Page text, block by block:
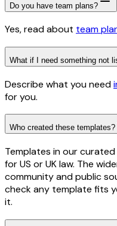
Do you have team plans?
Yes, read about team
What if I need something not
Describe what you need
for you.
Who created these templates?
Templates in our
for US or UK law. The
community and public
check any template fits
it.